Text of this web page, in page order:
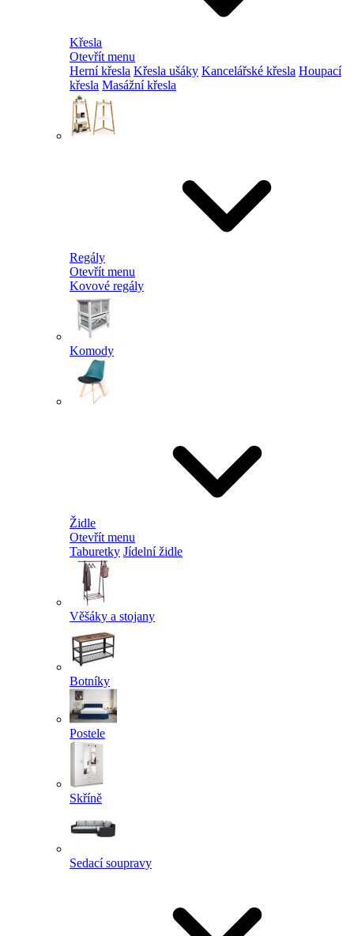
Křesla
Otevřít menu
Herní křesla Křesla ušáky Kancelářské křesla Houpací
křesla Masážní křesla
Regály
Otevřít menu
Kovové regály
Komody
Židle
Otevřít menu
Taburetky Jídelní židle
Věšáky a stojany
Botníky
Postele
Skříně
Sedací soupravy